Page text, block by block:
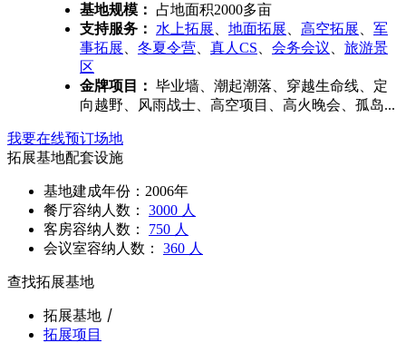
基地规模：
占地面积2000多亩
支持服务：
水上拓展 地面拓展 高空拓展
军
事拓展
冬夏令营 真人CS 会务会议
旅游景
区
金牌项目： 毕业墙、潮起潮落、穿越生命线、定
向越野、风雨战士、高空项目、高火晚会、孤岛...
我要在线预订场地
拓展基地配套设施
基地建成年份：2006年
餐厅容纳人数： 3000 人
客房容纳人数： 750 人
会议室容纳人数： 360 人
查找拓展基地
拓展基地 丨
拓展项目